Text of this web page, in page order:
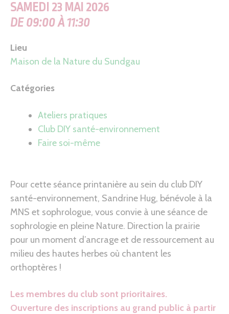
SAMEDI 23 MAI 2026
DE 09:00 À 11:30
Lieu
Maison de la Nature du Sundgau
Catégories
Ateliers pratiques
Club DIY santé-environnement
Faire soi-même
Pour cette séance printanière au sein du club DIY
santé-environnement, Sandrine Hug, bénévole à la
MNS et sophrologue, vous convie à une séance de
sophrologie en pleine Nature. Direction la prairie
pour un moment d’ancrage et de ressourcement au
milieu des hautes herbes où chantent les
orthoptères !
Les membres du club sont prioritaires.
Ouverture des inscriptions au grand public à partir